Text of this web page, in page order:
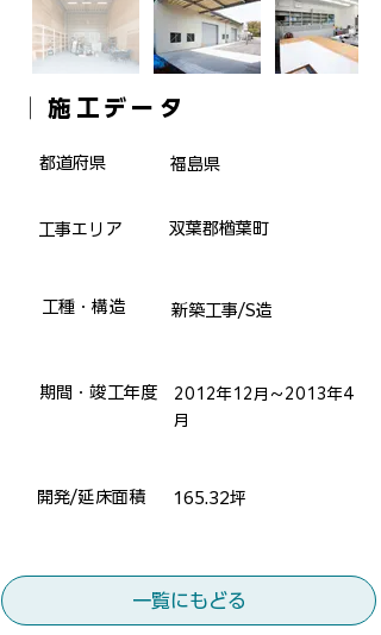
​│施工データ
​都道府県 福島県
​工事エリア 双葉郡楢葉町
​工種・構造 新築工事/S造
​期間・竣工年度
2012年12月～2013年4
月
​開発/延床面積 165.32坪
一覧にもどる